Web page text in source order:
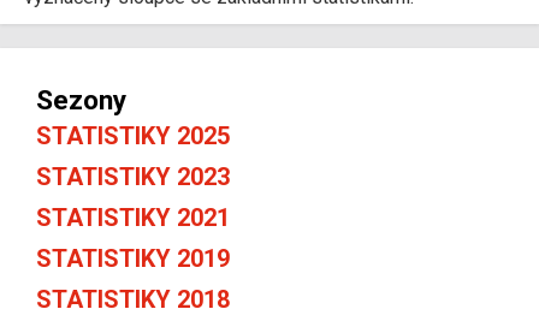
Sezony
STATISTIKY 2025
STATISTIKY 2023
STATISTIKY 2021
STATISTIKY 2019
STATISTIKY 2018